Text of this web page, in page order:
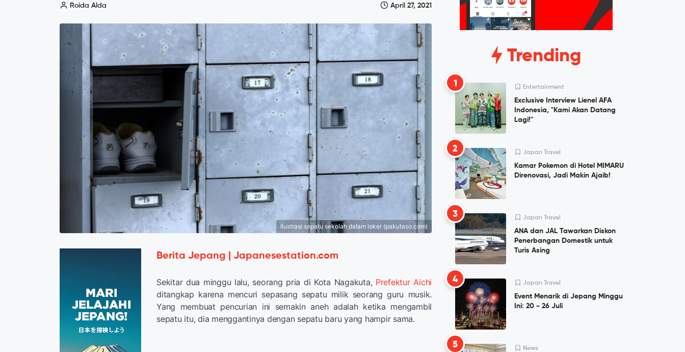
Roida Alda April 27, 2021
Ilustrasi sepatu sekolah dalam loker (pakutaso.com)
Berita Jepang | Japanesestation.com
Sekitar dua minggu lalu, seorang pria di Kota Nagakuta, Prefektur Aichi
ditangkap karena mencuri sepasang sepatu milik seorang guru musik.
Yang membuat pencurian ini semakin aneh adalah ketika mengambil
sepatu itu, dia menggantinya dengan sepatu baru yang hampir sama.
Trending
1 Entertainment
Exclusive Interview Lienel AFA
Indonesia, "Kami Akan Datang
Lagi!"
2 Japan Travel
Kamar Pokemon di Hotel MIMARU
Direnovasi, Jadi Makin Ajaib!
3 Japan Travel
ANA dan JAL Tawarkan Diskon
Penerbangan Domestik untuk
Turis Asing
4 Japan Travel
Event Menarik di Jepang Minggu
Ini: 20 - 26 Juli
5 News